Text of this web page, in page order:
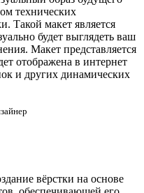
технических
Такой макет является
будет выглядеть ваш
Макет представляется
отображена в интернет
и других динамических
вёрстки на основе